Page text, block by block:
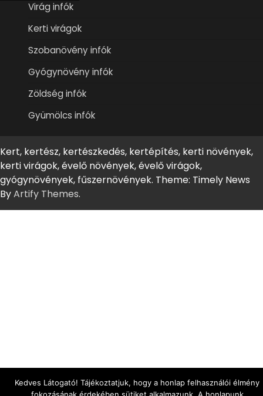
Virág infók
Kerti virágok
Szobanövény infók
Gyógynövény infók
Zöldség infók
Gyümölcs infók
Kert, kertész, kertészkedés, kertépítés, kerti növények,
kerti virágok, évelő növények, évelő virágok,
gyógynövények, fűszernövények. Theme: Timely News
ByArtify Themes.
Kedves Látogató! Tájékoztatjuk, hogy a honlap felhasználói élmény